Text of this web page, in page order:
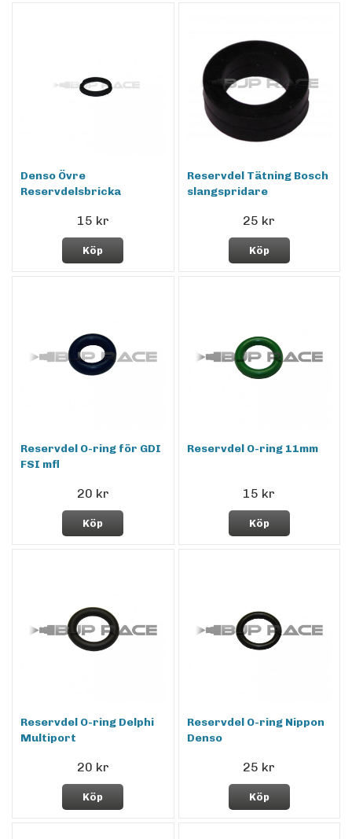
Denso Övre
Reservdelsbricka
15 kr
Köp
Reservdel Tätning Bosch
slangspridare
25 kr
Köp
Reservdel O-ring för GDI
FSI mfl
20 kr
Köp
Reservdel O-ring 11mm
15 kr
Köp
Reservdel O-ring Delphi
Multiport
20 kr
Köp
Reservdel O-ring Nippon
Denso
25 kr
Köp